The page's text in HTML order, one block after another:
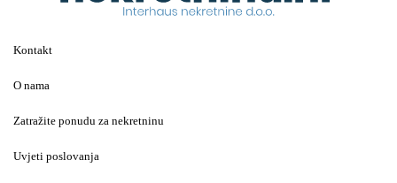
Kontakt
O nama
Zatražite ponudu za nekretninu
Uvjeti poslovanja